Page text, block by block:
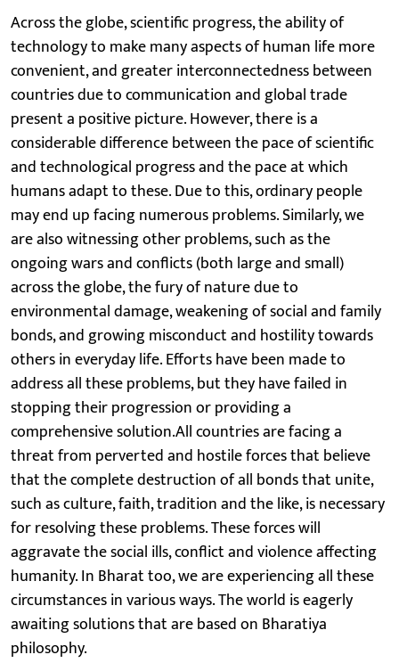
Across the globe, scientific progress, the ability of
technology to make many aspects of human life more
convenient, and greater interconnectedness between
countries due to communication and global trade
present a positive picture. However, there is a
considerable difference between the pace of scientific
and technological progress and the pace at which
humans adapt to these. Due to this, ordinary people
may end up facing numerous problems. Similarly, we
are also witnessing other problems, such as the
ongoing wars and conflicts (both large and small)
across the globe, the fury of nature due to
environmental damage, weakening of social and family
bonds, and growing misconduct and hostility towards
others in everyday life. Efforts have been made to
address all these problems, but they have failed in
stopping their progression or providing a
comprehensive solution.All countries are facing a
threat from perverted and hostile forces that believe
that the complete destruction of all bonds that unite,
such as culture, faith, tradition and the like, is necessary
for resolving these problems. These forces will
aggravate the social ills, conflict and violence affecting
humanity. In Bharat too, we are experiencing all these
circumstances in various ways. The world is eagerly
awaiting solutions that are based on Bharatiya
philosophy.